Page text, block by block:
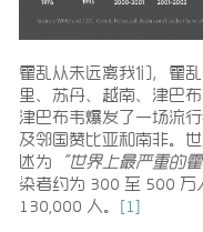
霍乱从未远离我们，霍
里、苏丹、越南、津巴
津巴布韦爆发了一场流
及邻国赞比亚和南非。
述为 “世界上最严重的
染者约为 300 至 500 万
130,000 人。
[1]